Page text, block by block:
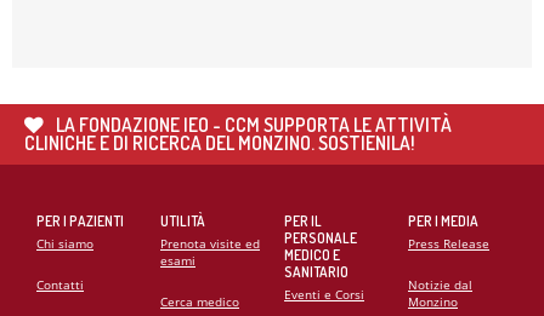
PROF. GIANFRANCO SINAGRA AL CONGRESSO
CARDIO MONZINO 2025
LA FONDAZIONE IEO - CCM SUPPORTA LE ATTIVITÀ
CLINICHE E DI RICERCA DEL MONZINO. SOSTIENILA!
PER I PAZIENTI
Chi siamo
Contatti
UTILITÀ
Prenota visite ed
esami
Cerca medico
PER IL
PERSONALE
MEDICO E
SANITARIO
Eventi e Corsi
PER I MEDIA
Press Release
Notizie dal
Monzino